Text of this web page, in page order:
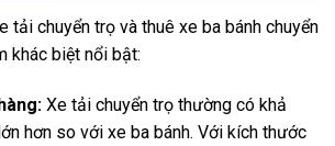
tải chuyển trọ và thuê xe ba bánh chuyển
khác biệt nổi bật:
Xe tải chuyển trọ thường có khả
hơn so với xe ba bánh. Với kích thước